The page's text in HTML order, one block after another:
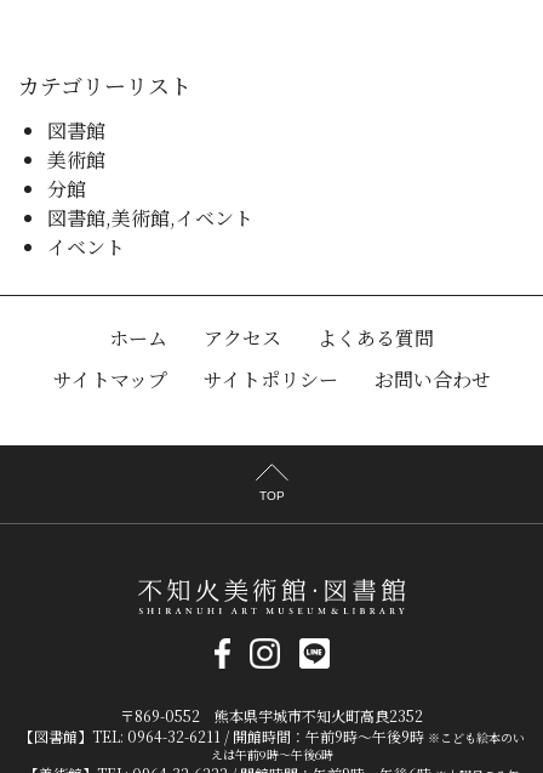
カテゴリーリスト
図書館
美術館
分館
図書館,美術館,イベント
イベント
ホーム アクセス
よくある質問
サイトマップ
サイトポリシー お問い合わせ
TOP
〒869-0552 熊本県宇城市不知火町高良2352
【図書館】TEL: 0964-32-6211 / 開館時間：午前9時～午後9時 ※こども絵本のい
えは午前9時～午後6時